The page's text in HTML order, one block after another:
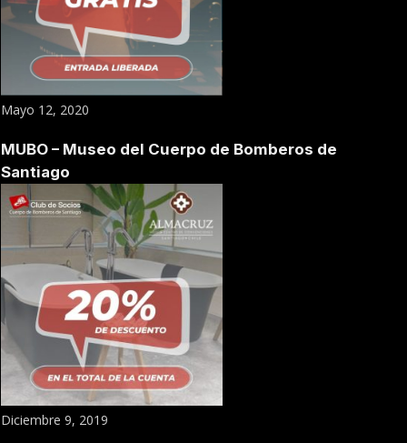
Mayo 12, 2020
MUBO – Museo del Cuerpo de Bomberos de
Santiago
Diciembre 9, 2019